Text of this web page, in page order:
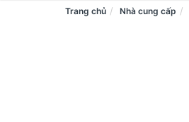
Trang chủ Nhà cung cấp